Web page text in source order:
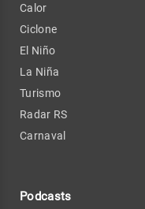
Calor
Ciclone
El Niño
La Niña
Turismo
Radar RS
Carnaval
Podcasts